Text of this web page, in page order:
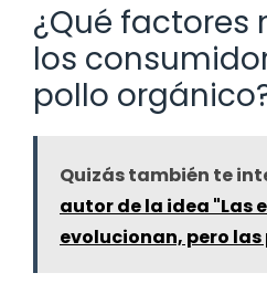
¿Qué factores
los
pollo
Quizás también te
autor de la idea "Las
evolucionan, pero